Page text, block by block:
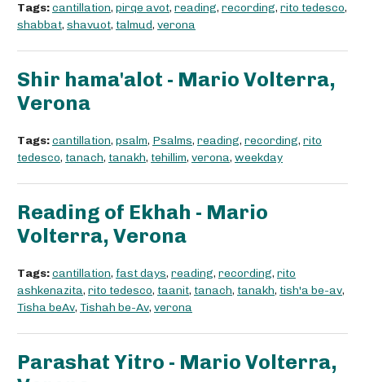
Tags:cantillation, pirqe avot, reading, recording, rito tedesco,
shabbat, shavuot, talmud, verona
Shir hama'alot - Mario Volterra,
Verona
Tags:cantillation, psalm, Psalms, reading, recording, rito
tedesco, tanach, tanakh, tehillim, verona, weekday
Reading of Ekhah - Mario
Volterra, Verona
Tags:cantillation, fast days, reading, recording, rito
ashkenazita, rito tedesco, taanit, tanach, tanakh, tish'a be-av,
Tisha beAv, Tishah be-Av, verona
Parashat Yitro - Mario Volterra,